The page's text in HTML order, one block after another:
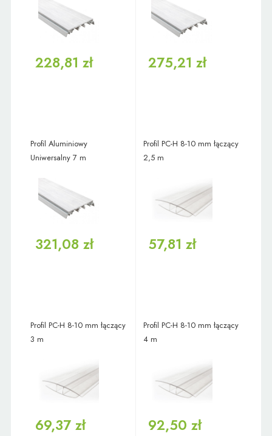
228,81 zł 275,21 zł
Profil Aluminiowy
Uniwersalny 7 m
321,08 zł
Profil PC-H 8-10 mm łączący
2,5 m
57,81 zł
Profil PC-H 8-10 mm łączący
3 m
69,37 zł
Profil PC-H 8-10 mm łączący
4 m
92,50 zł